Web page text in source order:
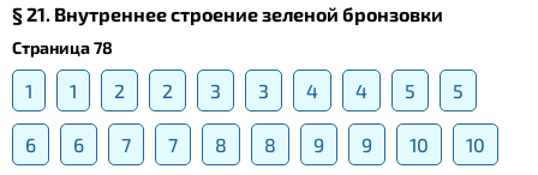
§ 21. Внутреннее строение зеленой бронзовки
Страница 78
1 1 2 2 3 3 4 4 5 5
6 6 7 7 8 8 9 9 10 10